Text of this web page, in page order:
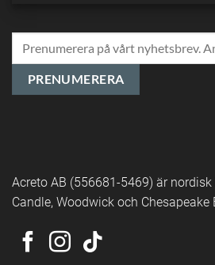
Acreto AB (556681-5469) är
Candle, Woodwick och Chesapeake